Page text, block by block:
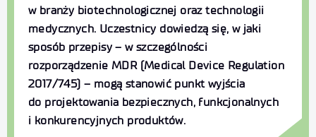
w branży biotechnologicznej oraz technologii
medycznych. Uczestnicy dowiedzą się, w jaki
sposób przepisy – w szczególności
rozporządzenie MDR (Medical Device Regulation
2017/745) – mogą stanowić punkt wyjścia
do projektowania bezpiecznych, funkcjonalnych
i konkurencyjnych produktów.